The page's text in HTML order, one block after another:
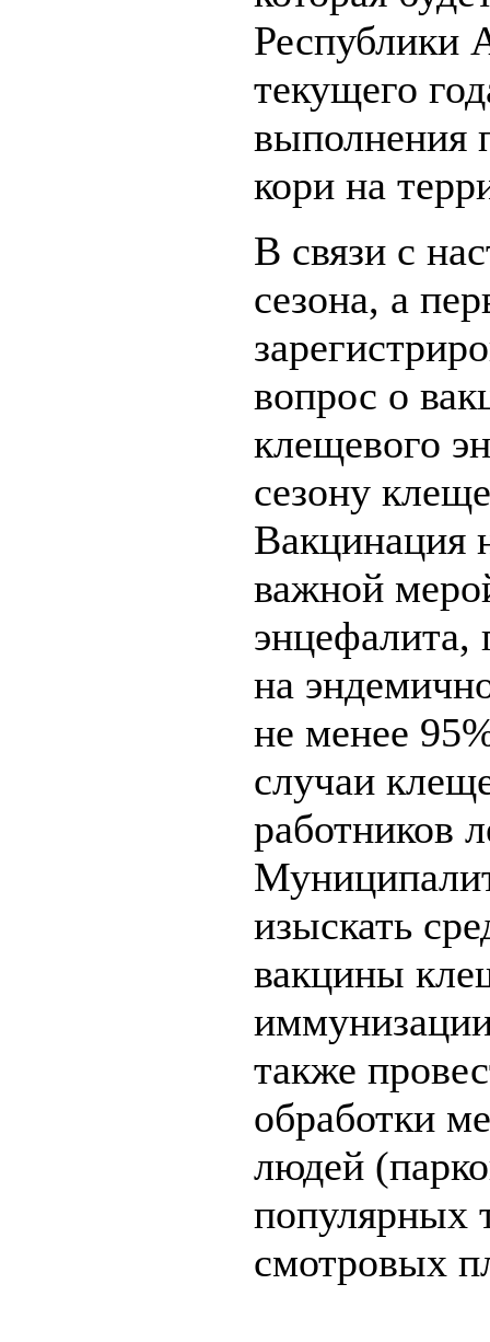
Республики
текущего
выполнения
кори на
В связи с
сезона, а
вопрос о
клещевого
сезону
Вакцинация
важной
на
не менее
случаи
работников
изыскать
вакцины
также
обработки
людей
популярных
смотровых